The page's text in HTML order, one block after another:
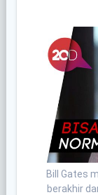
Bill Gates
berakhir